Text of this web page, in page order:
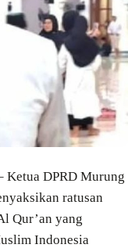
Ketua DPRD Murung
ratusan
Qur’an yang
Indonesia